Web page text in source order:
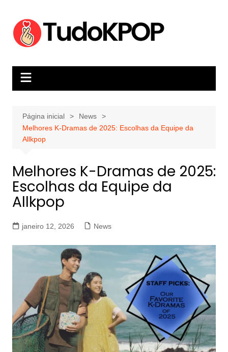
conteúdo
Página inicial
News
Melhores K-Dramas de 2025: Escolhas da Equipe da
Allkpop
Melhores K-Dramas de 2025:
Escolhas da Equipe da
Allkpop
janeiro 12, 2026 News